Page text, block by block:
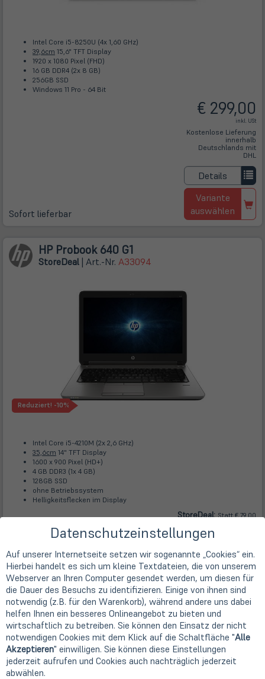
Intel Core i5-8250U (4x 1,60 GHz)
39,6cm 15,6" TFT Display
1920 x 1080 Pixel (FHD)
16 GB DDR4 (2x 8 GB)
256GB SSD
Windows 11 Pro - 64 Bit
Sofort lieferbar
€ 299,00
inkl. USt
Kostenlose Lieferung
innerhalb
Deutschlands mit
DHL
Details
Variante
auswählen
HP Probook 640 G1
StoreDeal | Art.-Nr. A33094
Reduziert! -10%
Intel Core i5-4210M (2x 2,6 GHz)
35,6cm 14" TFT Display
1600 x 900 Pixel (HD+)
4 GB DDR3 (1x 4 GB)
128GB SSD
ohne Betriebssystem
Helligkeitsflecken im Display
Lieferbar
StoreDeal: Statt € 79,00
innerhalb Deutschlands
mit DHL
In den
Warenkorb
HP Probook 640 G1
StoreDeal| Art.-Nr. A92248
Datenschutzeinstellungen
Auf unserer Internetseite setzen wir sogenannte „Cookies“ ein.
Hierbei handelt es sich um kleine Textdateien, die von unserem
Webserver an Ihren Computer gesendet werden, um diesen für
die Dauer des Besuchs zu identifizieren. Einige von ihnen sind
notwendig (z.B. für den Warenkorb), während andere uns dabei
helfen Ihnen ein besseres Onlineangebot zu bieten und
wirtschaftlich zu betreiben. Sie können den Einsatz der nicht
notwendigen Cookies mit dem Klick auf die Schaltfläche "Alle
Akzeptieren" einwilligen. Sie können diese Einstellungen
jederzeit aufrufen und Cookies auch nachträglich jederzeit
abwählen.